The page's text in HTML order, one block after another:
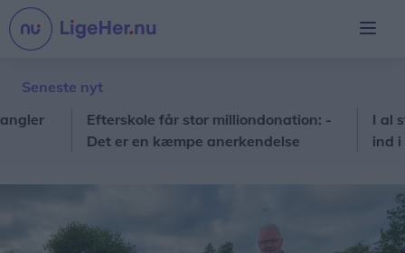
Seneste nyt
Efterskole får stor milliondonation: -
Det er en kæmpe anerkendelse
I al stilhed
ind i